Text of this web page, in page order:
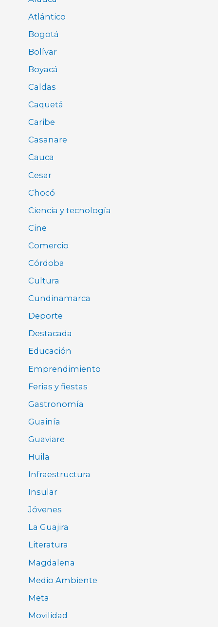
Atlántico
Bogotá
Bolívar
Boyacá
Caldas
Caquetá
Caribe
Casanare
Cauca
Cesar
Chocó
Ciencia y tecnología
Cine
Comercio
Córdoba
Cultura
Cundinamarca
Deporte
Destacada
Educación
Emprendimiento
Ferias y fiestas
Gastronomía
Guainía
Guaviare
Huila
Infraestructura
Insular
Jóvenes
La Guajira
Literatura
Magdalena
Medio Ambiente
Meta
Movilidad